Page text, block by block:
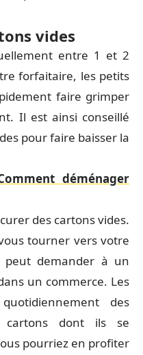
vides
entre 1 et 2
forfaitaire, les petits
faire grimper
Il est ainsi conseillé
pour faire baisser la
déménager
des cartons vides.
tourner vers votre
peut demander à un
un commerce. Les
des
cartons dont ils se
pourriez en profiter